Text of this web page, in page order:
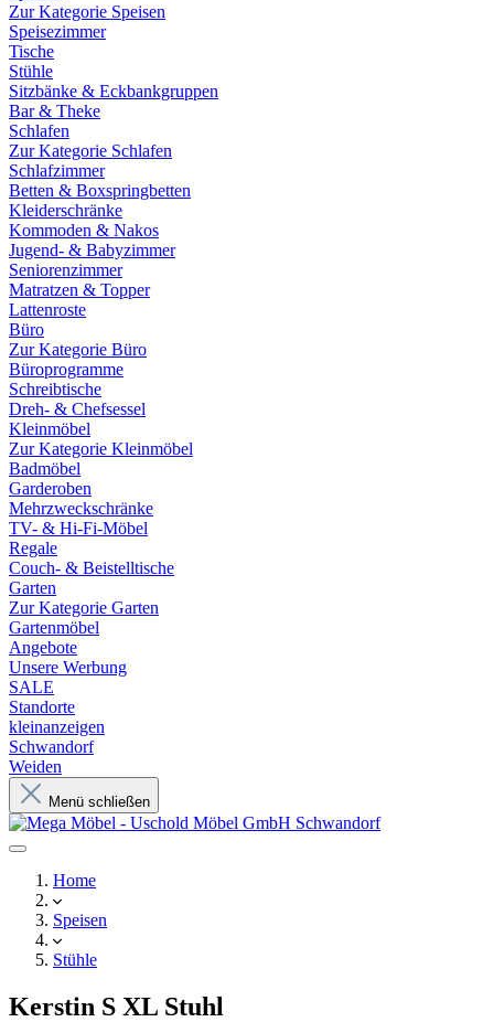
Zur Kategorie Speisen
Speisezimmer
Tische
Stühle
Sitzbänke & Eckbankgruppen
Bar & Theke
Schlafen
Zur Kategorie Schlafen
Schlafzimmer
Betten & Boxspringbetten
Kleiderschränke
Kommoden & Nakos
Jugend- & Babyzimmer
Seniorenzimmer
Matratzen & Topper
Lattenroste
Büro
Zur Kategorie Büro
Büroprogramme
Schreibtische
Dreh- & Chefsessel
Kleinmöbel
Zur Kategorie Kleinmöbel
Badmöbel
Garderoben
Mehrzweckschränke
TV- & Hi-Fi-Möbel
Regale
Couch- & Beistelltische
Garten
Zur Kategorie Garten
Gartenmöbel
Angebote
Unsere Werbung
SALE
Standorte
kleinanzeigen
Schwandorf
Weiden
Menü schließen
Home
Speisen
Stühle
Kerstin S XL Stuhl